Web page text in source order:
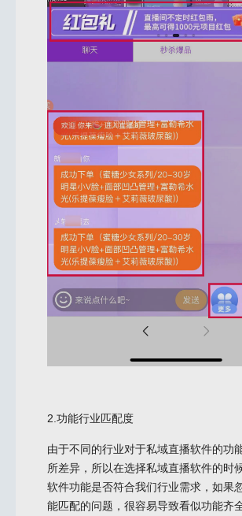
2.功能行业匹配度
由于不同的行业对于私域直播软件的功
所差异，所以在选择私域直播软件的时
软件功能是否符合我们行业需求，如果
能匹配的问题，很容易导致看似功能齐